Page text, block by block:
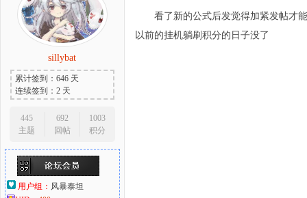
sillybat
累计签到：646 天
连续签到：2 天
445
主题
692
回帖
1003
积分
用户组： 风暴泰坦
看了新的公式后发觉得加紧发帖才
以前的挂机躺刷积分的日子没了